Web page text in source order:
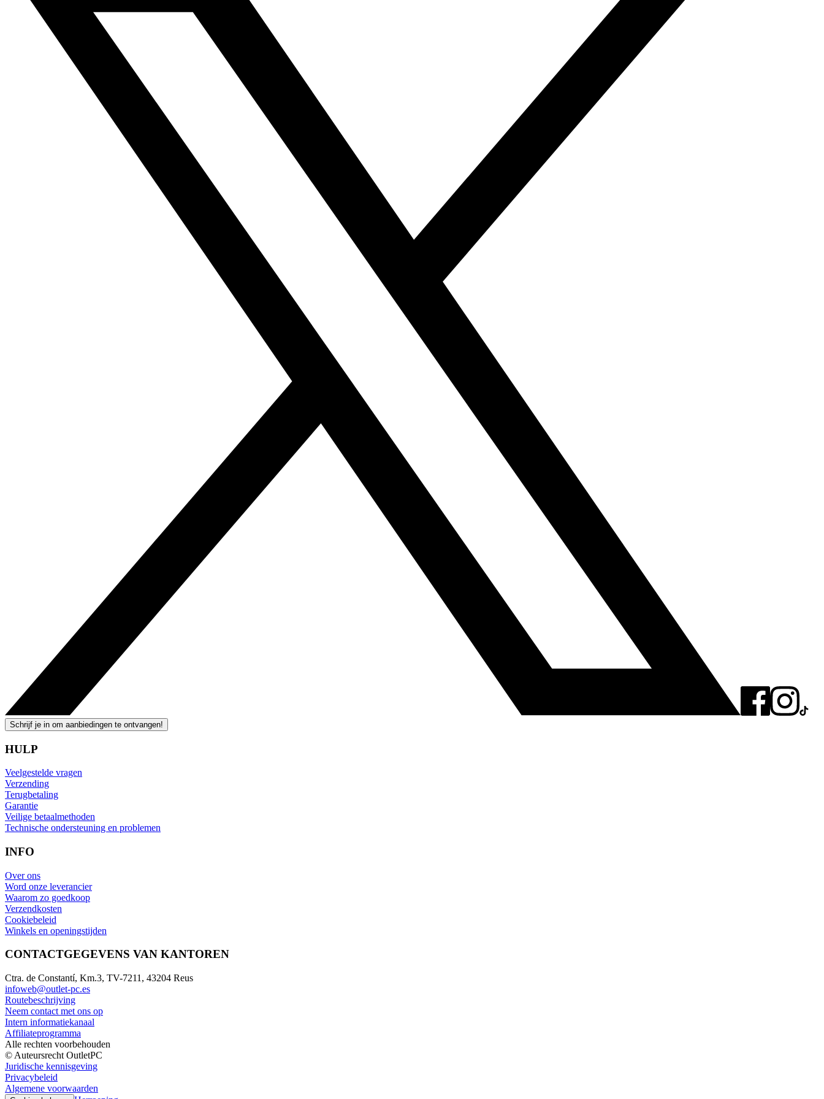
Schrijf je in om aanbiedingen te ontvangen!
HULP
Veelgestelde vragen
Verzending
Terugbetaling
Garantie
Veilige betaalmethoden
Technische ondersteuning en problemen
INFO
Over ons
Word onze leverancier
Waarom zo goedkoop
Verzendkosten
Cookiebeleid
Winkels en openingstijden
CONTACTGEGEVENS VAN KANTOREN
Ctra. de Constantí, Km.3, TV-7211, 43204 Reus
infoweb@outlet-pc.es
Routebeschrijving
Neem contact met ons op
Intern informatiekanaal
Affiliateprogramma
Alle rechten voorbehouden
© Auteursrecht OutletPC
Juridische kennisgeving
Privacybeleid
Algemene voorwaarden